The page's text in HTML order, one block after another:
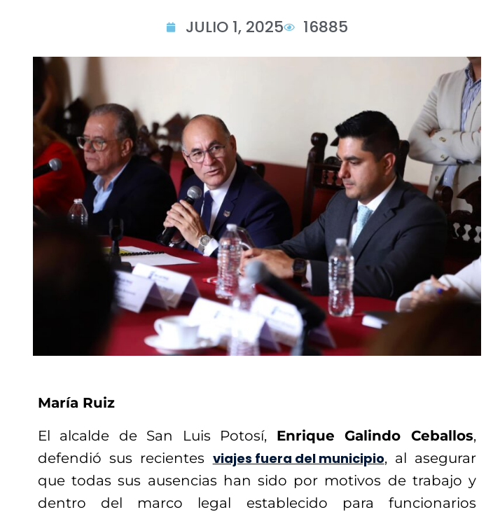
JULIO 1, 2025 16885
María Ruiz
El alcalde de San Luis Potosí, Enrique Galindo Ceballos,
defendió sus recientes viajes fuera del municipio, al asegurar
que todas sus ausencias han sido por motivos de trabajo y
dentro del marco legal establecido para funcionarios